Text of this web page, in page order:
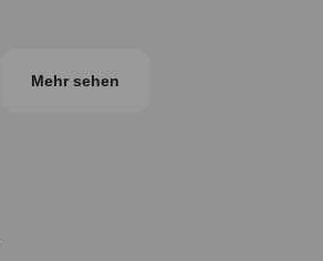
Mehr sehen